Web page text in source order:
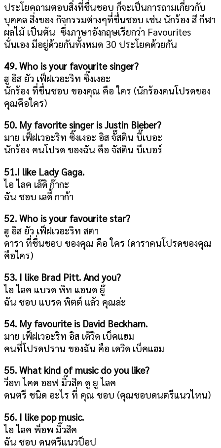
ประโยคถามตอบสิ่งที่ชื่นชอบ ก็จะเป็นการถามเกี่ยวกับ
บุคคล สิ่งของ กิจกรรมต่างๆที่ชื่นชอบ เช่น นักร้อง สี กีฬา
ผลไม้ เป็นต้น ซึ่งภาษาอังกฤษเรียกว่า Favourites
นั่นเอง มีอยู่ด้วยกันทั้งหมด 30 ประโยคด้วยกัน
49. Who is your favourite singer?
ฮู อิส ยัว เฟ็ฝเวอะริท ซิ๊งเงอะ
นักร้อง ที่ชื่นชอบ ของคุณ คือ ใคร (นักร้องคนโปรดของ
คุณคือใคร)
50. My favorite singer is Justin Bieber?
มาย เฟ็ฝเวอะริท ซิ๊งเงอะ อิส จั๊สติน บี๊เบอะ
นักร้อง คนโปรด ของฉัน คือ จัสติน บีเบอร์
51.I like Lady Gaga.
ไอ ไลค เล๊ดิ ก๊ากะ
ฉัน ชอบ เลดี้ กาก้า
52. Who is your favourite star?
ฮู อิส ยัว เฟ็ฝเวอะริท สตา
ดารา ที่ชื่นชอบ ของคุณ คือ ใคร (ดาราคนโปรดของคุณ
คือใคร)
53. I like Brad Pitt. And you?
ไอ ไลค แบรด พิท แอนด ยู๊
ฉัน ชอบ แบรด พิตต์ แล้ว คุณล่ะ
54. My favourite is David Beckham.
มาย เฟ็ฝเวอะริท อิส เด๊วิด เบ็คแฮม
คนที่โปรดปราน ของฉัน คือ เดวิด เบ็คแฮม
55. What kind of music do you like?
ว็อท ไคด ออฟ มิ๊วสิค ดู ยู ไลค
ดนตรี ชนิด อะไร ที่ คุณ ชอบ (คุณชอบดนตรีแนวไหน)
56. I like pop music.
ไอ ไลค พ็อพ มิ๊วสิค
ฉัน ชอบ ดนตรีแนวป็อป